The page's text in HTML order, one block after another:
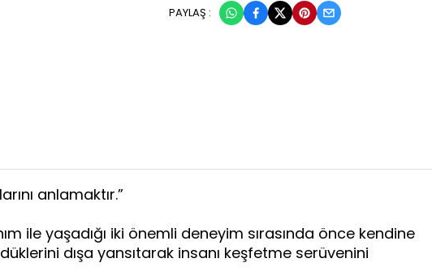
PAYLAŞ :
anlamaktır.”
ile yaşadığı iki önemli deneyim sırasında önce kendine
dışa yansıtarak insanı keşfetme serüvenini